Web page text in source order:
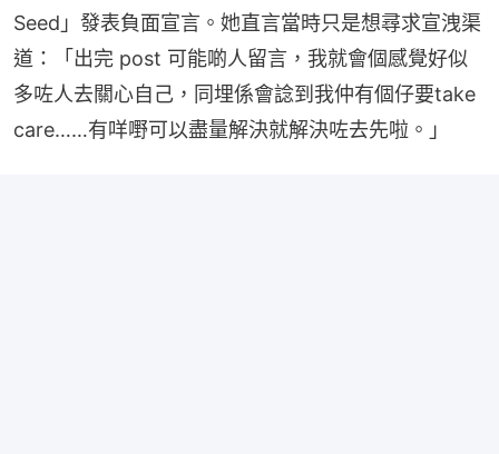
Seed」發表負面宣言。她直言當時只是想尋求宣洩渠
道：「出完 post 可能啲人留言，我就會個感覺好似
多咗人去關心自己，同埋係會諗到我仲有個仔要take
care……有咩嘢可以盡量解決就解決咗去先啦。」